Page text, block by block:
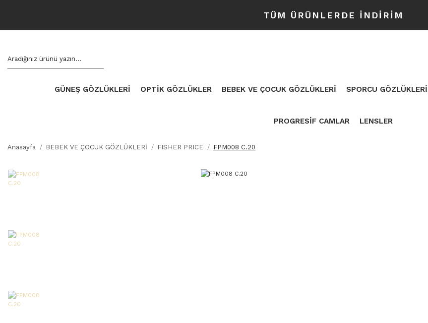
TÜM ÜRÜNLERDE İNDİRİM
GÜNEŞ GÖZLÜKLERİ OPTİK GÖZLÜKLER BEBEK VE ÇOCUK GÖZLÜKLERİ SPORCU GÖZLÜKLERİ
PROGRESİF CAMLAR LENSLER
Anasayfa BEBEK VE ÇOCUK GÖZLÜKLERİ FISHER PRICE FPM008 C.20